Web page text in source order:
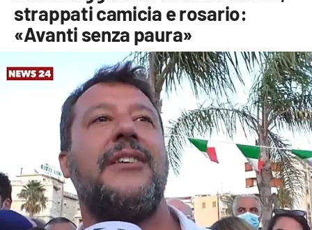
SEZIONI
Cronaca
Politica
Attualità
Economia e lavoro
Italia Mondo
Sanità
strappati camicia e rosario:
«Avanti senza paura»